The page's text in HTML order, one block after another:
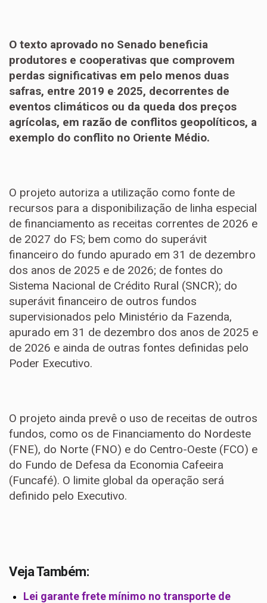
O texto aprovado no Senado beneficia
produtores e cooperativas que comprovem
perdas significativas em pelo menos duas
safras, entre 2019 e 2025, decorrentes de
eventos climáticos ou da queda dos preços
agrícolas, em razão de conflitos geopolíticos, a
exemplo do conflito no Oriente Médio.
O projeto autoriza a utilização como fonte de
recursos para a disponibilização de linha especial
de financiamento as receitas correntes de 2026 e
de 2027 do FS; bem como do superávit
financeiro do fundo apurado em 31 de dezembro
dos anos de 2025 e de 2026; de fontes do
Sistema Nacional de Crédito Rural (SNCR); do
superávit financeiro de outros fundos
supervisionados pelo Ministério da Fazenda,
apurado em 31 de dezembro dos anos de 2025 e
de 2026 e ainda de outras fontes definidas pelo
Poder Executivo.
O projeto ainda prevê o uso de receitas de outros
fundos, como os de Financiamento do Nordeste
(FNE), do Norte (FNO) e do Centro-Oeste (FCO) e
do Fundo de Defesa da Economia Cafeeira
(Funcafé). O limite global da operação será
definido pelo Executivo.
Veja Também:
Lei garante frete mínimo no transporte de